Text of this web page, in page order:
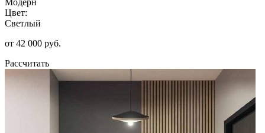
Цвет:
Светлый
от 42 000 руб.
Рассчитать